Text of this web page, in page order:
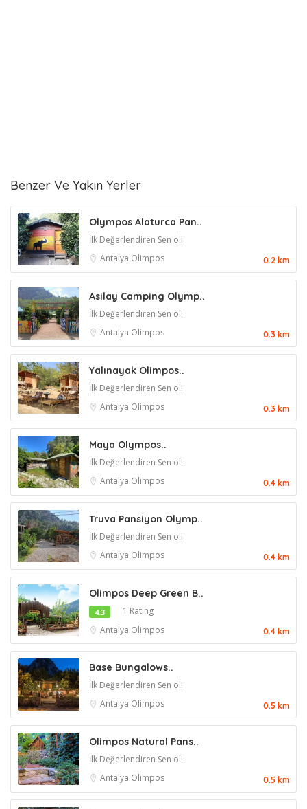
Benzer Ve Yakın Yerler
Olympos Alaturca Pan..
İlk Değerlendiren Sen ol!
Antalya Olimpos 0.2 km
Asilay Camping Olymp..
İlk Değerlendiren Sen ol!
Antalya Olimpos 0.3 km
Yalınayak Olimpos..
İlk Değerlendiren Sen ol!
Antalya Olimpos 0.3 km
Maya Olympos..
İlk Değerlendiren Sen ol!
Antalya Olimpos 0.4 km
Truva Pansiyon Olymp..
İlk Değerlendiren Sen ol!
Antalya Olimpos 0.4 km
Olimpos Deep Green B..
4.3
1 Rating
Antalya Olimpos 0.4 km
Base Bungalows..
İlk Değerlendiren Sen ol!
Antalya Olimpos 0.5 km
Olimpos Natural Pans..
İlk Değerlendiren Sen ol!
Antalya Olimpos 0.5 km